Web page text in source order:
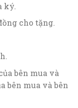
ký.
cho tặng.
bên mua và
bên mua và bên